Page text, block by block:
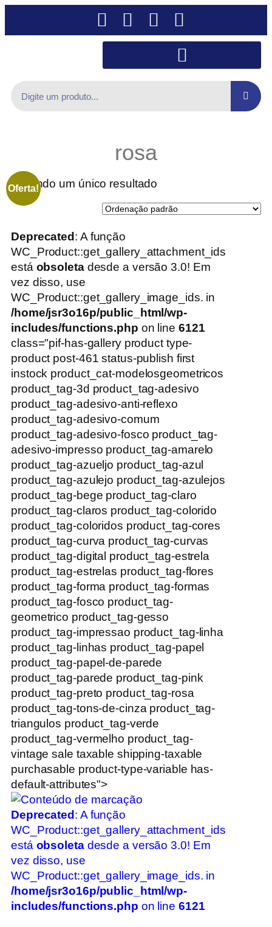
rosa
Exibindo um único resultado
Deprecated : A função
WC_Product::get_gallery_attachment_ids
está obsoletadesde a versão 3.0! Em
vez disso, use
WC_Product::get_gallery_image_ids. in
/home/jsr3o16p/public_html/wp-
includes/functions.php on line 6121
class="pif-has-gallery product type-
product post-461 status-publish first
instock product_cat-modelosgeometricos
product_tag-3d product_tag-adesivo
product_tag-adesivo-anti-reflexo
product_tag-adesivo-comum
product_tag-adesivo-fosco product_tag-
adesivo-impresso product_tag-amarelo
product_tag-azueljo product_tag-azul
product_tag-azulejo product_tag-azulejos
product_tag-bege product_tag-claro
product_tag-claros product_tag-colorido
product_tag-coloridos product_tag-cores
product_tag-curva product_tag-curvas
product_tag-digital product_tag-estrela
product_tag-estrelas product_tag-flores
product_tag-forma product_tag-formas
product_tag-fosco product_tag-
geometrico product_tag-gesso
product_tag-impressao product_tag-linha
product_tag-linhas product_tag-papel
product_tag-papel-de-parede
product_tag-parede product_tag-pink
product_tag-preto product_tag-rosa
product_tag-tons-de-cinza product_tag-
triangulos product_tag-verde
product_tag-vermelho product_tag-
vintage sale taxable shipping-taxable
purchasable product-type-variable has-
default-attributes">
Oferta!
Deprecated : A função
WC_Product::get_gallery_attachment_ids
está obsoletadesde a versão 3.0! Em
vez disso, use
WC_Product::get_gallery_image_ids. in
/home/jsr3o16p/public_html/wp-
includes/functions.php on line 6121